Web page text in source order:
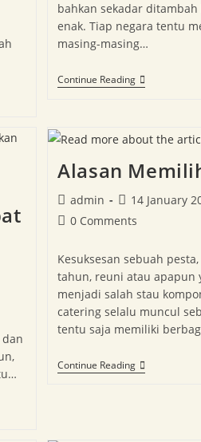
bahkan sekadar
enak. Tiap negara tentu
masing-masing…
Continue Reading
Alasan
admin 14 January
0 Comments
Kesuksesan sebuah
tahun, reuni atau apapun
menjadi salah stau
catering selalu muncul
tentu saja memiliki
Continue Reading